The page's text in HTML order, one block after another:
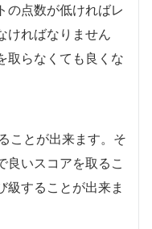
の点数が低ければレ
ければなりません
取らなくても良くな
ことが出来ます。そ
良いスコアを取るこ
級することが出来ま